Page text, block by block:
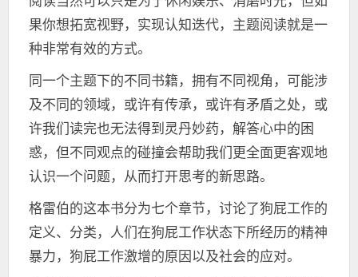
果你想拓宽视野，实现认知迭代，主题阅读就是一
种非常有效的方式。
同一个主题下的不同书籍，拥有不同视角，可能涉
及不同的领域，或许有传承，或许有矛盾之处，或
许我们读完也无法得到灵丹妙药，解答心中的困
惑，但不同观点的碰撞会帮助我们更全面更客观地
认识一个问题，从而打开思考的新思路。
格雷伯的这本书分为七个章节，讨论了狗屁工作的
定义、分类，人们在狗屁工作状态下所经历的精神
暴力，狗屁工作激增的原因以及社会的应对。